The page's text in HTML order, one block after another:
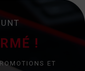
!
ET